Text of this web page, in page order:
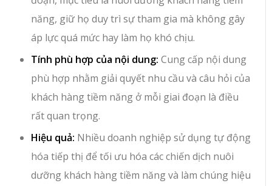
năng, giữ họ duy trì sự tham gia mà không gây
áp lực quá mức hay làm họ khó chịu.
Tính phù hợp của nội dung: Cung cấp nội dung
phù hợp nhằm giải quyết nhu cầu và câu hỏi của
khách hàng tiềm năng ở mỗi giai đoạn là điều
rất quan trọng.
Hiệu quả: Nhiều doanh nghiệp sử dụng tự động
hóa tiếp thị để tối ưu hóa các chiến dịch nuôi
dưỡng khách hàng tiềm năng và làm chúng hiệu